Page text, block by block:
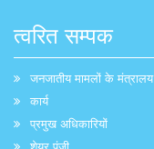
त्वरित सम्पक
जनजातीय मामलों के मंत्रालय
कार्य
प्रमुख अधिकारियों